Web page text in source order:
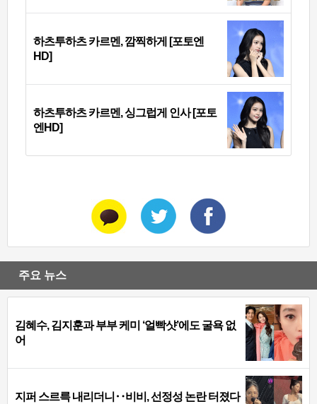
하츠투하츠 카르멘, 깜찍하게 [포토엔
HD]
하츠투하츠 카르멘, 싱그럽게 인사 [포토
엔HD]
주요 뉴스
김혜수, 김지훈과 부부 케미 ‘얼빡샷’에도 굴욕 없
어
지퍼 스르륵 내리더니‥비비, 선정성 논란 터졌다